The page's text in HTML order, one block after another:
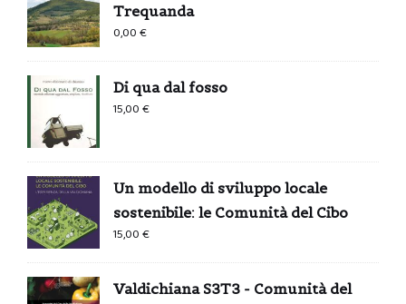
Trequanda
0,00€
Di qua dal fosso
15,00€
Un modello di sviluppo locale
sostenibile: le Comunità del Cibo
15,00€
Valdichiana S3T3 - Comunità del